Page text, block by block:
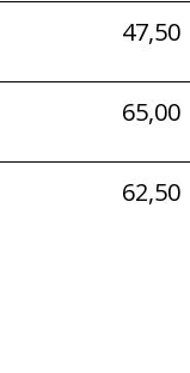
47,50
65,00
62,50